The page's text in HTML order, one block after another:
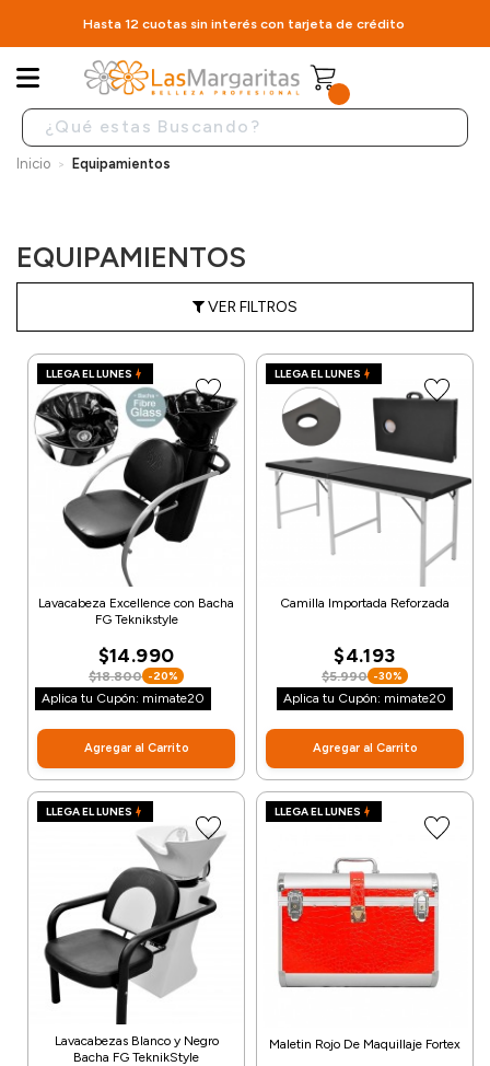
Hasta 12 cuotas sin interés con tarjeta de crédito
Inicio Equipamientos
EQUIPAMIENTOS
VER FILTROS
LLEGA EL LUNES
Lavacabeza Excellence con Bacha
FG Teknikstyle
$14.990
$18.800 -20%
Aplica tu Cupón: mimate20
Agregar al Carrito
LLEGA EL LUNES
Camilla Importada Reforzada
$4.193
$5.990 -30%
Aplica tu Cupón: mimate20
Agregar al Carrito
LLEGA EL LUNES
Lavacabezas Blanco y Negro
Bacha FG TeknikStyle
LLEGA EL LUNES
Maletin Rojo De Maquillaje Fortex